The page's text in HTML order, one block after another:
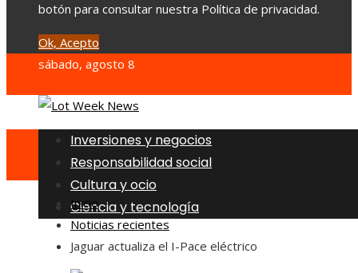
botón para consultar nuestra Política de privacidad.
Ok, Acepto
sábado, agosto 8
Inversiones y negocios
Responsabilidad social
Cultura y ocio
Ciencia y tecnología
Inicio
Noticias recientes
Jaguar actualiza el I-Pace eléctrico